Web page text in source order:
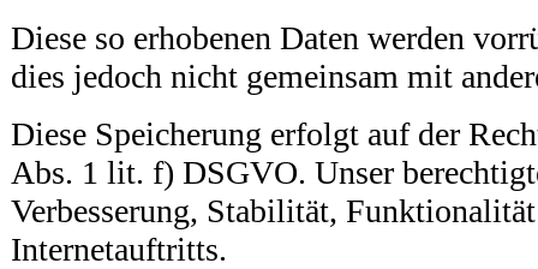
Diese so erhobenen Daten werden
dies jedoch nicht gemeinsam mit
Diese Speicherung erfolgt auf der
Abs. 1 lit. f) DSGVO. Unser
Verbesserung, Stabilität,
Internetauftritts.